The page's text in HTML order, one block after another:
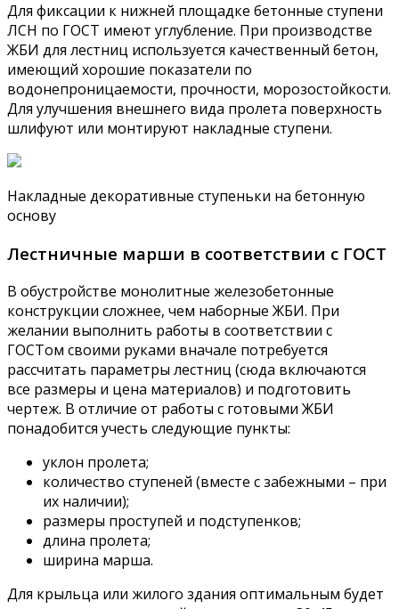
Для фиксации к нижней площадке бетонные ступени
ЛСН по ГОСТ имеют углубление. При производстве
ЖБИ для лестниц используется качественный бетон,
имеющий хорошие показатели по
водонепроницаемости, прочности, морозостойкости.
Для улучшения внешнего вида пролета поверхность
шлифуют или монтируют накладные ступени.
Накладные декоративные ступеньки на бетонную
основу
Лестничные марши в соответствии с ГОСТ
В обустройстве монолитные железобетонные
конструкции сложнее, чем наборные ЖБИ. При
желании выполнить работы в соответствии с
ГОСТом своими руками вначале потребуется
рассчитать параметры лестниц (сюда включаются
все размеры и цена материалов) и подготовить
чертеж. В отличие от работы с готовыми ЖБИ
понадобится учесть следующие пункты:
уклон пролета;
количество ступеней (вместе с забежными – при
их наличии);
размеры проступей и подступенков;
длина пролета;
ширина марша.
Для крыльца или жилого здания оптимальным будет